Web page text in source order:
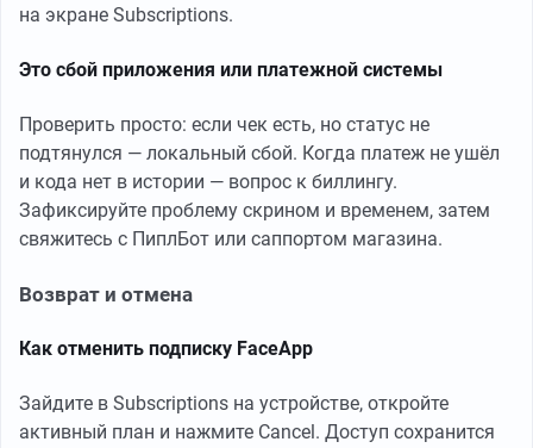
на экране Subscriptions.
Это сбой приложения или платежной системы
Проверить просто: если чек есть, но статус не
подтянулся — локальный сбой. Когда платеж не ушёл
и кода нет в истории — вопрос к биллингу.
Зафиксируйте проблему скрином и временем, затем
свяжитесь с ПиплБот или саппортом магазина.
Возврат и отмена
Как отменить подписку FaceApp
Зайдите в Subscriptions на устройстве, откройте
активный план и нажмите Cancel. Доступ сохранится